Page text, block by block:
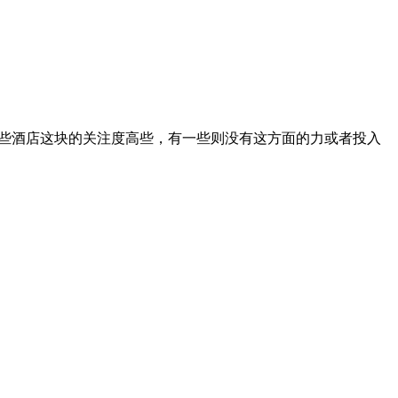
店这块的关注度高些，有一些则没有这方面的力或者投入